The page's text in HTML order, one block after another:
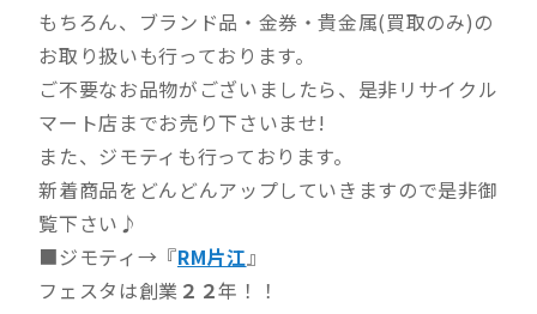
もちろん、ブランド品・金券・貴金属(買取のみ)の
お取り扱いも行っております。
ご不要なお品物がございましたら、是非リサイクル
マート店までお売り下さいませ!
また、ジモティも行っております。
新着商品をどんどんアップしていきますので是非御
覧下さい♪
■ジモティ→『RM片江 』
フェスタは創業 ２２年！！